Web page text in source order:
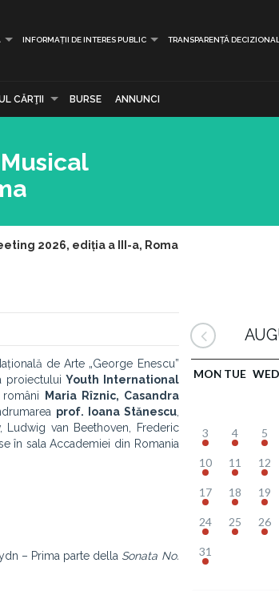
INFORMAȚII DE INTERES PUBLIC TRANSPARENȚĂ
CĂRŢII BURSE ANNUNCI
2026, ediția a III-a, Roma
de Arte „George Enescu”
proiectuluiYouth International
Maria Rîznic, Casandra
prof. Ioana Stănescu,
van Beethoven, Frederic
în sala Accademiei din Romania
– Prima parte della Sonata No.
MON TUE WED
3 4 5
10 11 12
17 18 19
24 25 26
31